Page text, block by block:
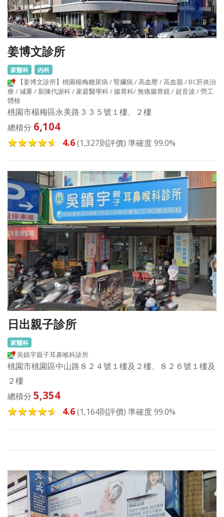
姜博文診所
家醫科 內科
【姜博文診所】桃園楊梅糖尿病 / 腎臟病 / 高血壓 / 高血脂 / BC肝炎治
療 / 減重 / 新陳代謝科 / 家庭醫學科 / 腸胃科/ 無痛腸胃鏡 / 超音波 / 勞工
體檢
桃園市楊梅區永美路３３５號１樓、２樓
總積分 6,104
4.6(1,327則評價) 準確度 99.0%
日出親子診所
家醫科
吳鎮宇親子耳鼻喉科診所
桃園市桃園區中山路８２４號１樓及２樓、８２６號１樓及
２樓
總積分 5,354
4.6(1,164則評價) 準確度 99.0%